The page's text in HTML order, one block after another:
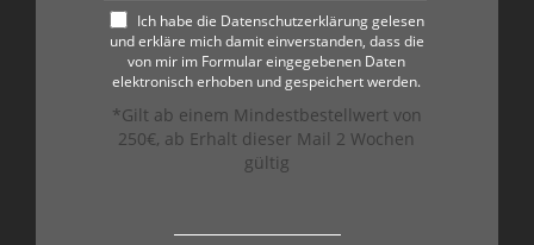
Ich habe die Datenschutzerklärung gelesen
und erkläre mich damit einverstanden, dass die
von mir im Formular eingegebenen Daten
elektronisch erhoben und gespeichert werden.
*Gilt ab einem Mindestbestellwert von
250€, ab Erhalt dieser Mail 2 Wochen
gültig